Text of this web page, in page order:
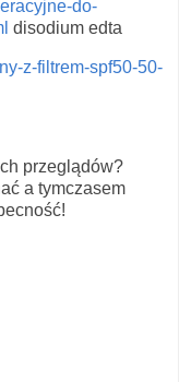
do-
disodium edta
z-filtrem-spf50-50-
przeglądów?
a tymczasem